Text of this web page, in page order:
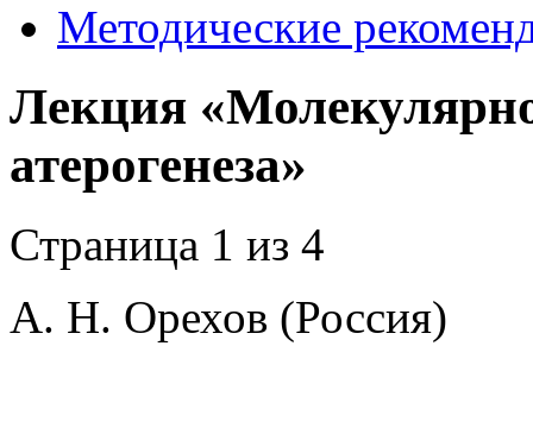
Методические
Лекция
атерогенеза»
Страница 1 из 4
А. Н. Орехов (Россия)